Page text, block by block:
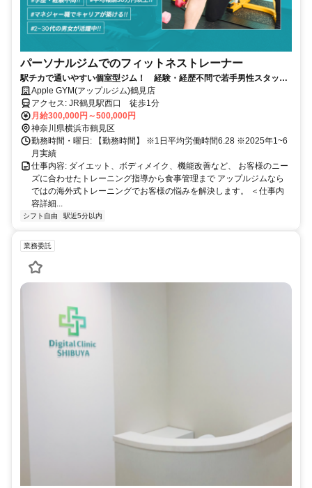
パーソナルジムでのフィットネストレーナー
駅チカで通いやすい個室型ジム！ 経験・経歴不問で若手男性スタッフ
活躍中！「平均報酬30万円以上」「※2025年4月実績」
Apple GYM(アップルジム)鶴見店
アクセス: JR鶴見駅西口 徒歩1分
月給300,000円～500,000円
神奈川県横浜市鶴見区
勤務時間・曜日: 【勤務時間】 ※1日平均労働時間6.28 ※2025年1~6
月実績
仕事内容: ダイエット、ボディメイク、機能改善など、 お客様のニー
ズに合わせたトレーニング指導から食事管理まで アップルジムなら
ではの海外式トレーニングでお客様の悩みを解決します。 ＜仕事内
容詳細...
シフト自由 駅近5分以内
業務委託